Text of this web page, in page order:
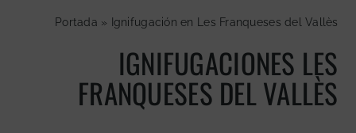
Proyectos
Portada » Ignifugación en Les Franqueses del Vallès
IGNIFUGACIONES LES
FRANQUESES DEL VALLÈS